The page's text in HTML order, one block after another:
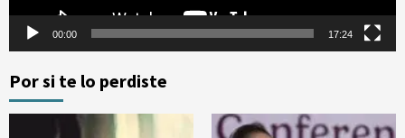
00:00 17:24
Por si te lo perdiste